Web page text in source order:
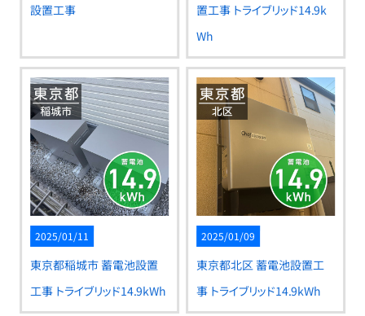
設置工事 置工事 トライブリッド14.9k
Wh
2025/01/11
東京都稲城市 蓄電池設置
工事 トライブリッド14.9kWh
2025/01/09
東京都北区 蓄電池設置工
事 トライブリッド14.9kWh